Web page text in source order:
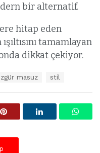
bir alternatif.
hitap eden
tamamlayan
dikkat çekiyor.
masuz stil